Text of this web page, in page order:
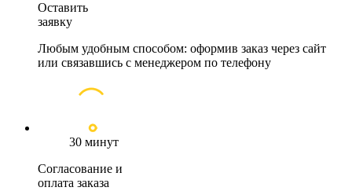
Оставить
заявку
Любым удобным способом: оформив заказ через сайт
или связавшись с менеджером по телефону
30 минут
Согласование и
оплата заказа